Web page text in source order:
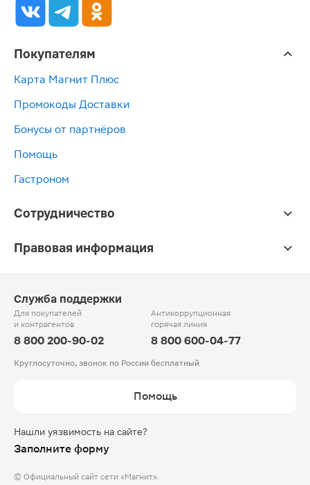
Покупателям
Карта Магнит Плюс
Промокоды Доставки
Бонусы от партнёров
Помощь
Гастроном
Сотрудничество
Правовая информация
Служба поддержки
Для покупателей
и контрагентов
8 800 200-90-02
Антикоррупционная
горячая линия
8 800 600-04-77
Круглосуточно, звонок по России бесплатный
Помощь
Нашли уязвимость на сайте?
Заполните форму
© Официальный сайт сети «Магнит».